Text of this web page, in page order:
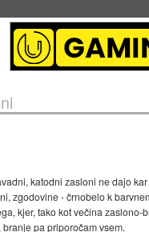
katodni zasloni ne dajo
zgodovine - črnobelo k
kjer, tako kot večina
pa priporočam vsem.